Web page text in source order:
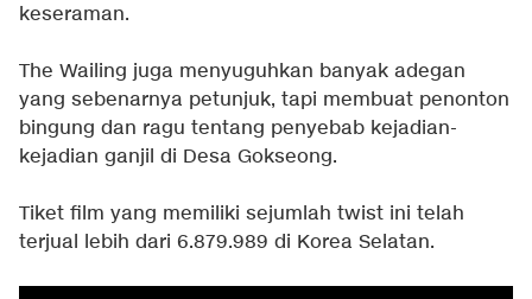
keseraman.
The Wailing juga menyuguhkan banyak adegan
yang sebenarnya petunjuk, tapi membuat penonton
bingung dan ragu tentang penyebab kejadian-
kejadian ganjil di Desa Gokseong.
Tiket film yang memiliki sejumlah twist ini telah
terjual lebih dari 6.879.989 di Korea Selatan.